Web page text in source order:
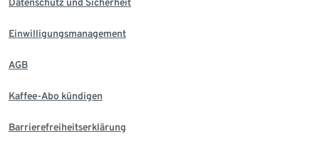
Datenschutz und Sicherheit
Einwilligungsmanagement
AGB
Kaffee-Abo kündigen
Barrierefreiheitserklärung